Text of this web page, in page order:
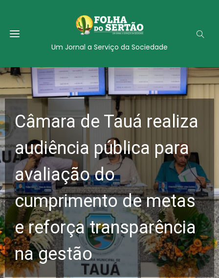
Um Jornal a Serviço da Sociedade
Câmara de Tauá realiza
audiência pública para
avaliação do
cumprimento de metas
e reforça transparência
na gestão